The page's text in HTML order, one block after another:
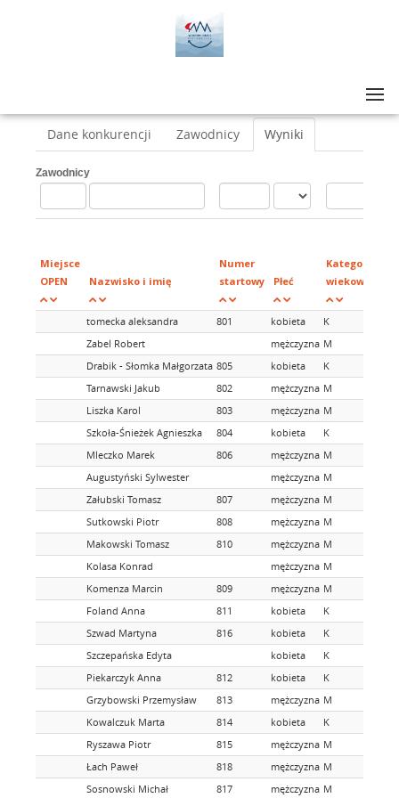
Dane konkurencji Zawodnicy Wyniki
Zawodnicy
Miejsce
OPEN
Nazwisko i imię
Numer
startowy
Płeć
Kategorie
wiekowe
tomecka aleksandra 801 kobieta
K
Zabel Robert
mężczyzna M
Drabik - Słomka Małgorzata 805 kobieta
K
Tarnawski Jakub
802 mężczyzna M
Liszka Karol
803 mężczyzna M
Szkoła-Śnieżek Agnieszka
804 kobieta
K
Mleczko Marek
806 mężczyzna M
Augustyński Sylwester
mężczyzna M
Załubski Tomasz
807 mężczyzna M
Sutkowski Piotr
808 mężczyzna M
Makowski Tomasz
810 mężczyzna M
Kolasa Konrad
mężczyzna M
Komenza Marcin
809 mężczyzna M
Foland Anna
811 kobieta
K
Szwad Martyna
816 kobieta
K
Szczepańska Edyta
kobieta
K
Piekarczyk Anna
812 kobieta
K
Grzybowski Przemysław
813 mężczyzna M
Kowalczuk Marta
814 kobieta
K
Ryszawa Piotr
815 mężczyzna M
Łach Paweł
818 mężczyzna M
Sosnowski Michał
817 mężczyzna M